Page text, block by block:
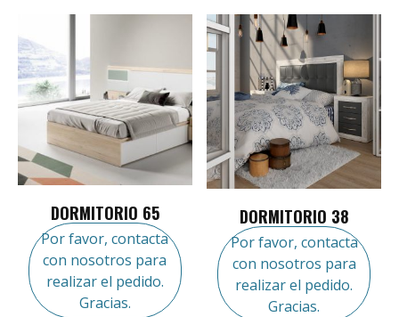
DORMITORIO 65
Por favor, contacta
con nosotros para
realizar el pedido.
Gracias.
DORMITORIO 38
Por favor, contacta
con nosotros para
realizar el pedido.
Gracias.